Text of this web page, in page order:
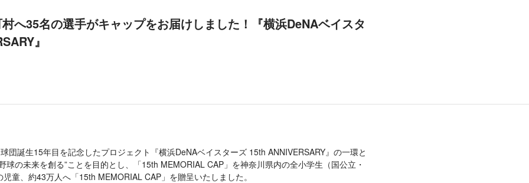
へ35名の選手がキャップをお届けしました！『横浜DeNAベイスタ
』
団誕生15年目を記念したプロジェクト『横浜DeNAベイスターズ 15th ANNIVERSARY』の一環と
球の未来を創る”ことを目的とし、「15th MEMORIAL CAP」を神奈川県内の全小学生（国公立・
童、約43万人へ「15th MEMORIAL CAP」を贈呈いたしました。